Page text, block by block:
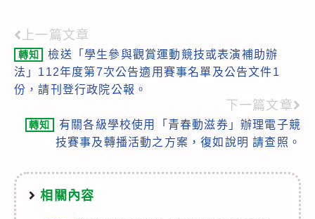
Read
more
articles
上一篇文章
轉知
檢送「學生參與觀賞運動競技或表演補助辦
法」112年度第7次公告適用賽事名單及公告文件1
份，請刊登行政院公報。
下一篇文章
轉知
有關各級學校使用「青春動滋券」辦理電子競
技賽事及轉播活動之方案，復如說明 請查照。
相關內容